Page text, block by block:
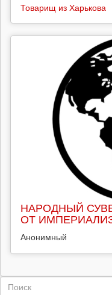
Товарищ из Харькова
НАРОДНЫЙ
ОТ
Анонимный
Форма